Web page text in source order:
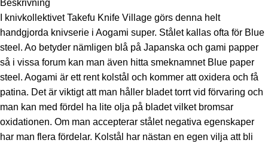
Beskrivning
I knivkollektivet Takefu Knife Village görs denna helt
handgjorda knivserie i Aogami super. Stålet kallas ofta för Blue
steel. Ao betyder nämligen blå på Japanska och gami papper
så i vissa forum kan man även hitta smeknamnet Blue paper
steel. Aogami är ett rent kolstål och kommer att oxidera och få
patina. Det är viktigt att man håller bladet torrt vid förvaring och
man kan med fördel ha lite olja på bladet vilket bromsar
oxidationen. Om man accepterar stålet negativa egenskaper
har man flera fördelar. Kolstål har nästan en egen vilja att bli